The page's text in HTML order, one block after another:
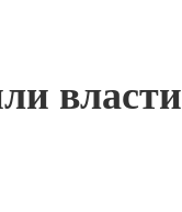
власти